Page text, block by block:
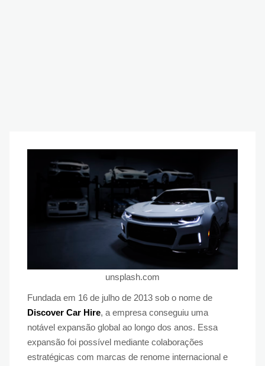
unsplash.com
Fundada em 16 de julho de 2013 sob o nome de
Discover Car Hire, a empresa conseguiu uma
notável expansão global ao longo dos anos. Essa
expansão foi possível mediante colaborações
estratégicas com marcas de renome internacional e